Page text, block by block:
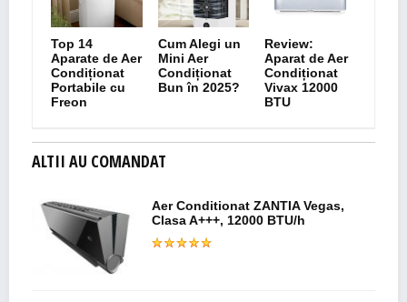
Top 14
Aparate de Aer
Condiționat
Portabile cu
Freon
Cum Alegi un
Mini Aer
Condiționat
Bun în 2025?
Review:
Aparat de Aer
Condiționat
Vivax 12000
BTU
ALTII AU COMANDAT
Aer Conditionat ZANTIA Vegas,
Clasa A+++, 12000 BTU/h